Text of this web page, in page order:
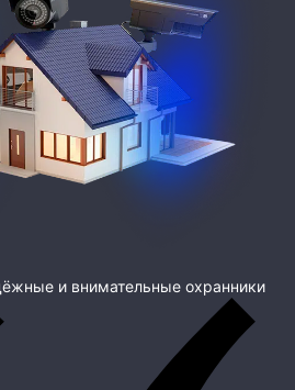
и внимательные охранники